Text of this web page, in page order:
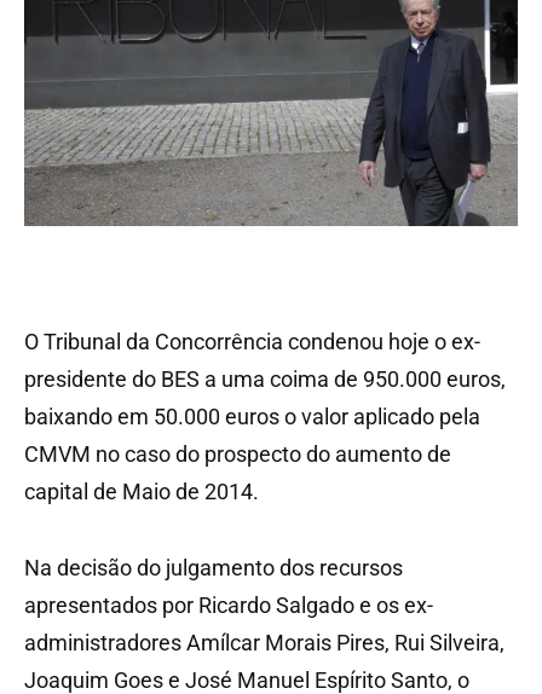
O Tribunal da Concorrência condenou hoje o ex-
presidente do BES a uma coima de 950.000 euros,
baixando em 50.000 euros o valor aplicado pela
CMVM no caso do prospecto do aumento de
capital de Maio de 2014.
Na decisão do julgamento dos recursos
apresentados por Ricardo Salgado e os ex-
administradores Amílcar Morais Pires, Rui Silveira,
Joaquim Goes e José Manuel Espírito Santo, o